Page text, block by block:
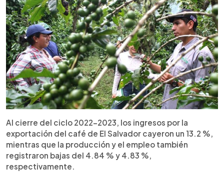
Al cierre del ciclo 2022-2023, los ingresos por la
exportación del café de El Salvador cayeron un 13.2 %,
mientras que la producción y el empleo también
registraron bajas del 4.84 % y 4.83 %,
respectivamente.